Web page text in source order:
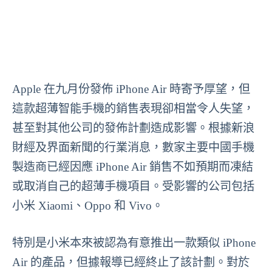
Apple 在九月份發佈 iPhone Air 時寄予厚望，但
這款超薄智能手機的銷售表現卻相當令人失望，
甚至對其他公司的發佈計劃造成影響。根據新浪
財經及界面新聞的行業消息，數家主要中國手機
製造商已經因應 iPhone Air 銷售不如預期而凍結
或取消自己的超薄手機項目。受影響的公司包括
小米 Xiaomi、Oppo 和 Vivo。
特別是小米本來被認為有意推出一款類似 iPhone
Air 的產品，但據報導已經終止了該計劃。對於